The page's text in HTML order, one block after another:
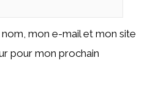
mon e-mail et mon site
pour mon prochain